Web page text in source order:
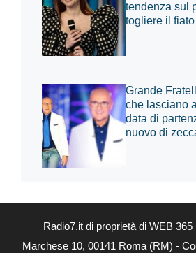
tendenza sul
togliere il fiato
Grande
che lasciano
data di
nuovo di
Radio7.it di proprietà di WEB
Marchese 10, 00141 Roma (RM) -